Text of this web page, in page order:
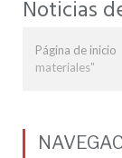
Noticias
Página de inicio
materiales"